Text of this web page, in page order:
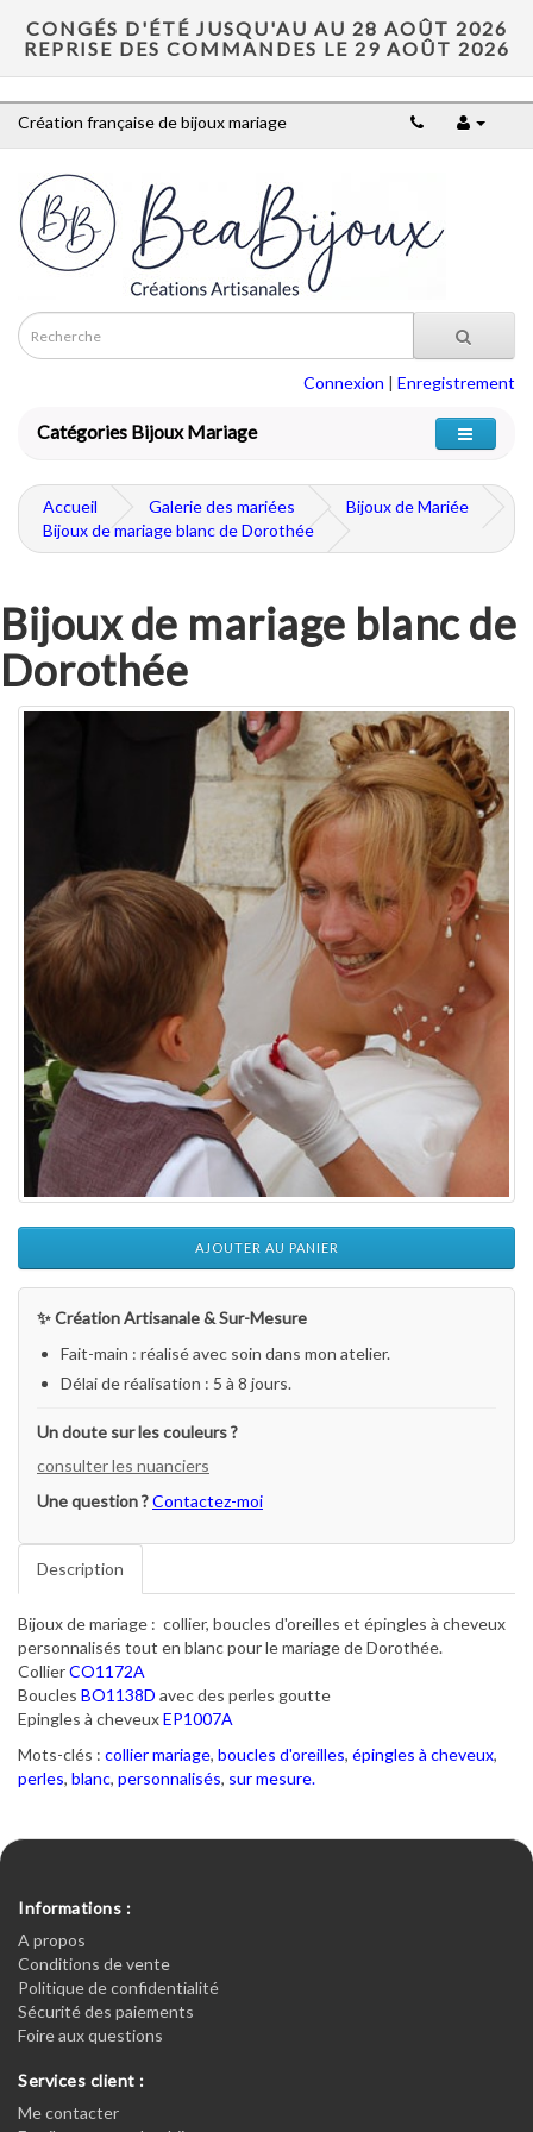
CONGÉS D'ÉTÉ JUSQU'AU AU 28 AOÛT 2026
REPRISE DES COMMANDES LE 29 AOÛT 2026
Création française de bijoux mariage
Connexion | Enregistrement
Catégories Bijoux Mariage
Accueil Galerie des mariées
Bijoux de Mariée
Bijoux de mariage blanc de Dorothée
Bijoux de mariage blanc de
Dorothée
AJOUTER AU PANIER
✨ Création Artisanale & Sur-Mesure
Fait-main : réalisé avec soin dans mon atelier.
Délai de réalisation : 5 à 8 jours.
Un doute sur les couleurs ?
consulter les nuanciers
Une question ?Contactez-moi
Description
Bijoux de mariage : collier, boucles d'oreilles et épingles à cheveux
personnalisés tout en blanc pour le mariage de Dorothée.
CollierCO1172A
Boucles BO1138D avec des perles goutte
Epingles à cheveuxEP1007A
Mots-clés : collier mariage, boucles d'oreilles, épingles à cheveux,
perles, blanc, personnalisés, sur mesure.
Informations :
A propos
Conditions de vente
Politique de confidentialité
Sécurité des paiements
Foire aux questions
Services client :
Me contacter